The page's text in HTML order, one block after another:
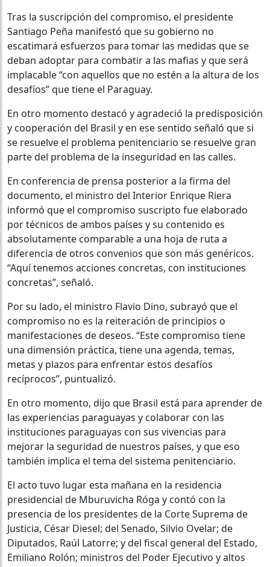
Tras la suscripción del compromiso, el presidente
Santiago Peña manifestó que su gobierno no
escatimará esfuerzos para tomar las medidas que se
deban adoptar para combatir a las mafias y que será
implacable “con aquellos que no estén a la altura de los
desafíos” que tiene el Paraguay.
En otro momento destacó y agradeció la predisposición
y cooperación del Brasil y en ese sentido señaló que si
se resuelve el problema penitenciario se resuelve gran
parte del problema de la inseguridad en las calles.
En conferencia de prensa posterior a la firma del
documento, el ministro del Interior Enrique Riera
informó que el compromiso suscripto fue elaborado
por técnicos de ambos países y su contenido es
absolutamente comparable a una hoja de ruta a
diferencia de otros convenios que son más genéricos.
“Aquí tenemos acciones concretas, con instituciones
concretas”, señaló.
Por su lado, el ministro Flavio Dino, subrayó que el
compromiso no es la reiteración de principios o
manifestaciones de deseos. “Este compromiso tiene
una dimensión práctica, tiene una agenda, temas,
metas y plazos para enfrentar estos desafíos
recíprocos”, puntualizó.
En otro momento, dijo que Brasil está para aprender de
las experiencias paraguayas y colaborar con las
instituciones paraguayas con sus vivencias para
mejorar la seguridad de nuestros países, y que eso
también implica el tema del sistema penitenciario.
El acto tuvo lugar esta mañana en la residencia
presidencial de Mburuvicha Róga y contó con la
presencia de los presidentes de la Corte Suprema de
Justicia, César Diesel; del Senado, Silvio Ovelar; de
Diputados, Raúl Latorre; y del fiscal general del Estado,
Emiliano Rolón; ministros del Poder Ejecutivo y altos